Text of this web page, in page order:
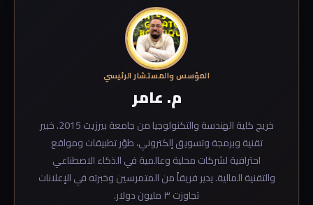
المؤسس والمستشار الرئيسي
م. عامر
خريج كلية الهندسة والتكنولوجيا من جامعة بيرزيت 2015. خبير
تقنية وبرمجة وتسويق إلكتروني، طوّر تطبيقات ومواقع
احترافية لشركات محلية وعالمية في الذكاء الاصطناعي
والتقنية المالية. يدير فريقاً من المتمرسين وخبرته في الإعلانات
تجاوزت ٣ مليون دولار.